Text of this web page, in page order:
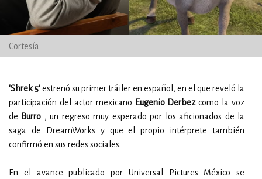
Cortesía
'Shrek 5'estrenó su primer tráiler en español, en el que reveló la
participación del actor mexicano Eugenio Derbezcomo la voz
de Burro , un regreso muy esperado por los aficionados de la
saga de DreamWorks y que el propio intérprete también
confirmó en sus redes sociales.
En el avance publicado por Universal Pictures México se